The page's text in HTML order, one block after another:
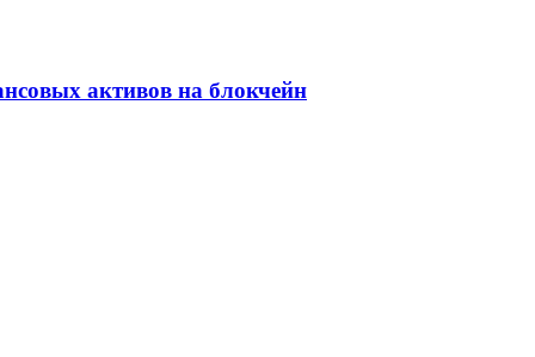
активов на блокчейн